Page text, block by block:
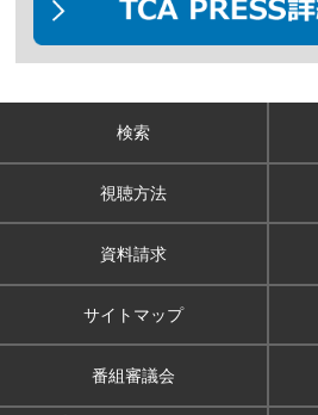
検索
視聴方法
資料請求
サイトマップ
番組審議会